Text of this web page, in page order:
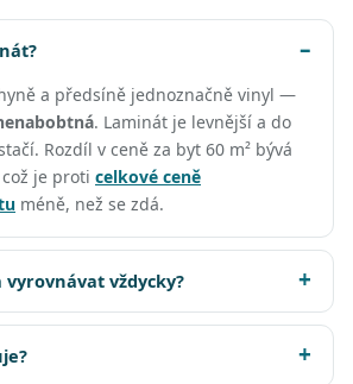
a předsíně jednoznačně vinyl —
. Laminát je levnější a do
Rozdíl v ceně za byt 60 m² bývá
což je proti celkové ceně
méně, než se zdá.
vyrovnávat vždycky?